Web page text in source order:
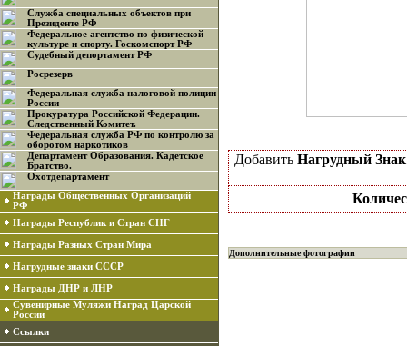
Служба специальных объектов при
Президенте РФ
Федеральное агентство по физической
культуре и спорту. Госкомспорт РФ
Судебный депортамент РФ
Росрезерв
Федеральная служба налоговой полиции
России
Прокуратура Российской Федерации.
Следственный Комитет.
Федеральная служба РФ по контролю за
оборотом наркотиков
Департамент Образования. Кадетское
Братство.
Охотдепартамент
Награды Общественных Организаций
РФ
Награды Республик и Стран СНГ
Награды Разных Стран Мира
Нагрудные знаки СССР
Награды ДНР и ЛНР
Сувенирные Муляжи Наград Царской
России
Ссылки
Добавить Нагрудный
Дополнительные фотографии